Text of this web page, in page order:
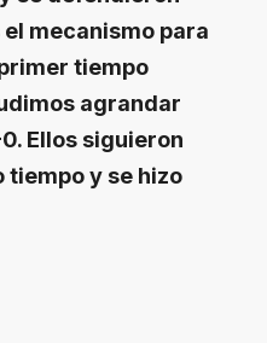
mecanismo para
tiempo
agrandar
Ellos siguieron
tiempo y se hizo